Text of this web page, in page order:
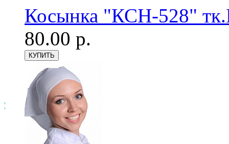
Косынка "КСН-528"
80.00 р.